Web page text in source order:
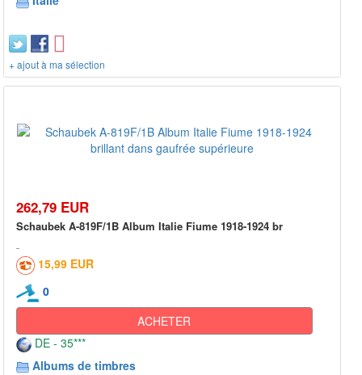
+ ajout à ma sélection
262,79 EUR
Schaubek A-819F/1B Album Italie Fiume 1918-1924 br
15,99 EUR
0
ACHETER
DE - 35***
Albums de timbres